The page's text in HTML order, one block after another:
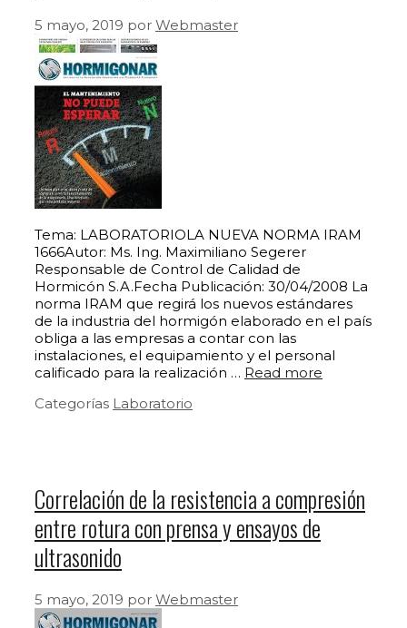
5 mayo, 2019 por Webmaster
Tema: LABORATORIOLA NUEVA NORMA IRAM
1666Autor: Ms. Ing. Maximiliano Segerer
Responsable de Control de Calidad de
Hormicón S.A.Fecha Publicación: 30/04/2008 La
norma IRAM que regirá los nuevos estándares
de la industria del hormigón elaborado en el país
obliga a las empresas a contar con las
instalaciones, el equipamiento y el personal
calificado para la realización … Read more
Categorías Laboratorio
Correlación de la resistencia a compresión
entre rotura con prensa y ensayos de
ultrasonido
5 mayo, 2019 por Webmaster